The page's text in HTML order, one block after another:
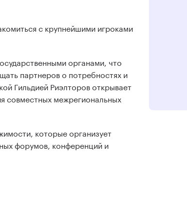
с крупнейшими игроками
органами, что
партнеров о потребностях и
Гильдией Риэлторов открывает
совместных межрегиональных
которые организует
форумов, конференций и